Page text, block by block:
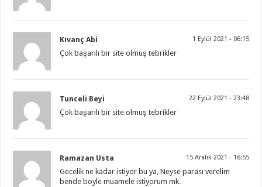
Kıvanç Abi 1 Eylül 2021 - 06:15
Çok başarılı bir site olmuş tebrikler
Tunceli Beyi 22 Eylül 2021 - 23:48
Çok başarılı bir site olmuş tebrikler
Ramazan Usta 15 Aralık 2021 - 16:55
Gecelik ne kadar istiyor bu ya, Neyse parası verelim
bende böyle muamele istiyorum mk.